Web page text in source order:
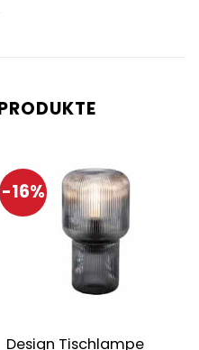
-16%
Design Tischlampe